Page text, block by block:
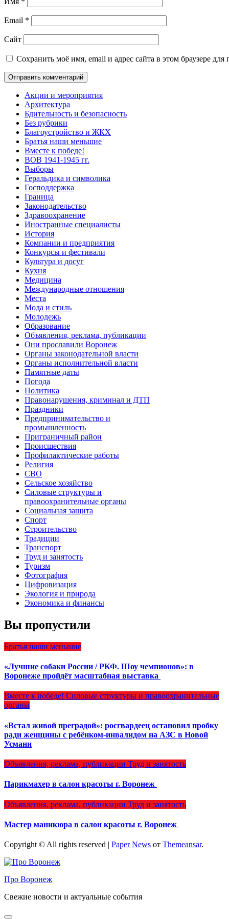
Email *
Сайт
Сохранить моё имя, email и адрес сайта в этом браузере
Акции и мероприятия
Архитектура
Бдительность и безопасность
Без рубрики
Благоустройство и ЖКХ
Братья наши меньшие
Вместе к победе!
ВОВ 1941-1945 гг.
Выборы
Геральдика и символика
Господдержка
Граница
Законодательство
Здравоохранение
Иностранные специалисты
История
Компании и предприятия
Конкурсы и фестивали
Культура и досуг
Кухня
Медицина
Международные отношения
Места
Мода и стиль
Молодежь
Образование
Объявления, реклама, публикации
Они прославили Воронеж
Органы законодательной власти
Органы исполнительной власти
Памятные даты
Погода
Политика
Правонарушения, криминал и ДТП
Праздники
Предпринимательство и
промышленность
Приграничный район
Происшествия
Профилактические работы
Религия
СВО
Сельское хозяйство
Силовые структуры и
правоохранительные органы
Социальная защита
Спорт
Строительство
Традиции
Транспорт
Труд и занятость
Туризм
Фотография
Цифровизация
Экология и природа
Экономика и финансы
Вы пропустили
Братья наши меньшие
«Лучшие собаки России / РКФ. Шоу чемпионов»: в
Воронеже пройдёт масштабная выставка
Вместе к победе! Силовые структуры и правоохранительные
органы
«Встал живой преградой»: росгвардеец остановил пробку
ради женщины с ребёнком-инвалидом на АЗС в Новой
Усмани
Объявления, реклама, публикации Труд и занятость
Парикмахер в салон красоты г. Воронеж
Объявления, реклама, публикации Труд и занятость
Мастер маникюра в салон красоты г. Воронеж
Copyright © All rights reserved | Paper News от Themeansar.
Про Воронеж
Свежие новости и актуальные события